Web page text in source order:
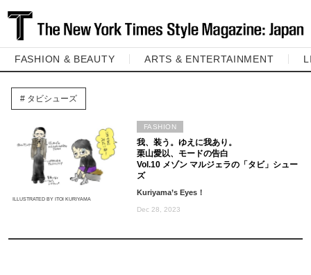
FASHION & BEAUTY ARTS & ENTERTAINMENT
タビシューズ
ILLUSTRATED BY ITOI KURIYAMA
我、装う。ゆえに我あり。
栗山愛以、モードの告白
Vol.10 メゾン マルジェラの「タビ」シュー
ズ
Kuriyama’s Eyes！
Dec 28, 2023
FASHION